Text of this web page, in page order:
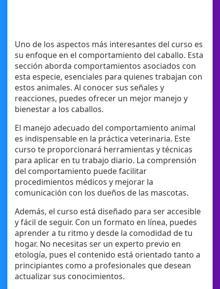
Uno de los aspectos más interesantes del curso es
su enfoque en el comportamiento del caballo. Esta
sección aborda comportamientos asociados con
esta especie, esenciales para quienes trabajan con
estos animales. Al conocer sus señales y
reacciones, puedes ofrecer un mejor manejo y
bienestar a los caballos.
El manejo adecuado del comportamiento animal
es indispensable en la práctica veterinaria. Este
curso te proporcionará herramientas y técnicas
para aplicar en tu trabajo diario. La comprensión
del comportamiento puede facilitar
procedimientos médicos y mejorar la
comunicación con los dueños de las mascotas.
Además, el curso está diseñado para ser accesible
y fácil de seguir. Con un formato en línea, puedes
aprender a tu ritmo y desde la comodidad de tu
hogar. No necesitas ser un experto previo en
etología, pues el contenido está orientado tanto a
principiantes como a profesionales que desean
actualizar sus conocimientos.